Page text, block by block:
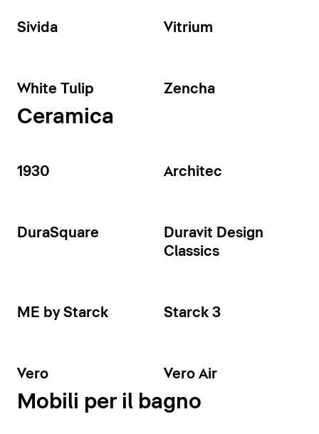
Sivida Vitrium
White Tulip Zencha
Ceramica
1930 Architec
DuraSquare
Duravit Design
Classics
ME by Starck Starck 3
Vero Vero Air
Mobili per il bagno